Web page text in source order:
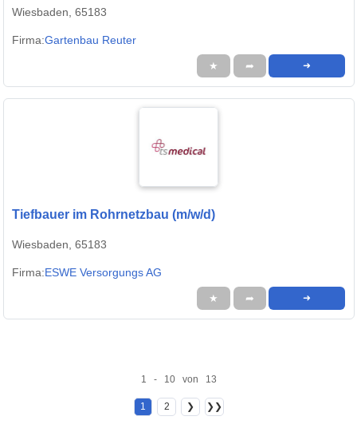
Wiesbaden, 65183
Firma:Gartenbau Reuter
★ ➦ ➜
Tiefbauer im Rohrnetzbau (m/w/d)
Wiesbaden, 65183
Firma:ESWE Versorgungs AG
★ ➦ ➜
1 - 10 von 13
1 2 ❯ ❯❯